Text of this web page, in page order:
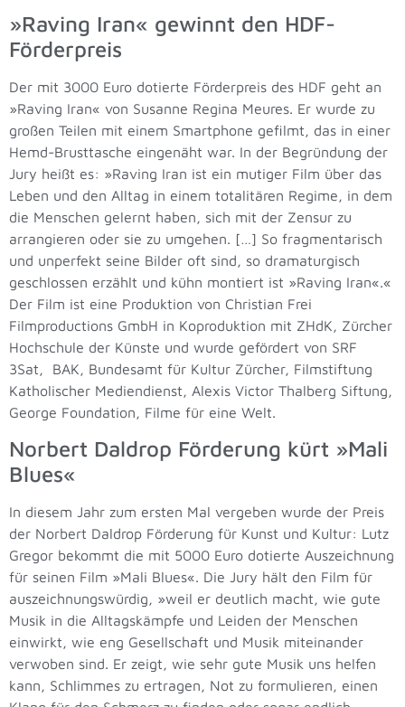
»Raving Iran« gewinnt den HDF-
Förderpreis
Der mit 3000 Euro dotierte Förderpreis des HDF geht an
»Raving Iran« von Susanne Regina Meures. Er wurde zu
großen Teilen mit einem Smartphone gefilmt, das in einer
Hemd-Brusttasche eingenäht war. In der Begründung der
Jury heißt es: »Raving Iran ist ein mutiger Film über das
Leben und den Alltag in einem totalitären Regime, in dem
die Menschen gelernt haben, sich mit der Zensur zu
arrangieren oder sie zu umgehen. […] So fragmentarisch
und unperfekt seine Bilder oft sind, so dramaturgisch
geschlossen erzählt und kühn montiert ist »Raving Iran«.«
Der Film ist eine Produktion von Christian Frei
Filmproductions GmbH in Koproduktion mit ZHdK, Zürcher
Hochschule der Künste und wurde gefördert von SRF
3Sat, BAK, Bundesamt für Kultur Zürcher, Filmstiftung
Katholischer Mediendienst, Alexis Victor Thalberg Siftung,
George Foundation, Filme für eine Welt.
Norbert Daldrop Förderung kürt »Mali
Blues«
In diesem Jahr zum ersten Mal vergeben wurde der Preis
der Norbert Daldrop Förderung für Kunst und Kultur: Lutz
Gregor bekommt die mit 5000 Euro dotierte Auszeichnung
für seinen Film »Mali Blues«. Die Jury hält den Film für
auszeichnungswürdig, »weil er deutlich macht, wie gute
Musik in die Alltagskämpfe und Leiden der Menschen
einwirkt, wie eng Gesellschaft und Musik miteinander
verwoben sind. Er zeigt, wie sehr gute Musik uns helfen
kann, Schlimmes zu ertragen, Not zu formulieren, einen